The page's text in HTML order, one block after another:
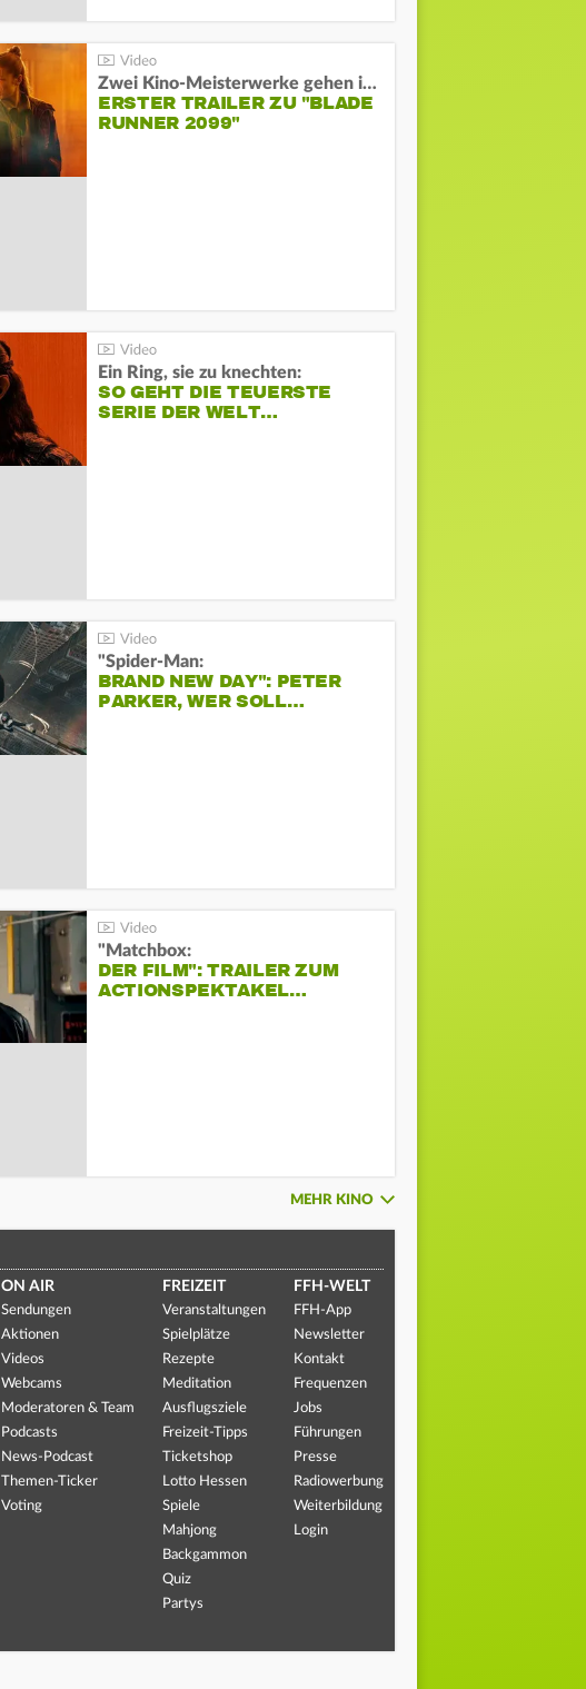
Zwei Kino-Meisterwerke gehen in Serie:
ERSTER TRAILER ZU "BLADE
RUNNER 2099"
Ein Ring, sie zu knechten:
SO GEHT DIE TEUERSTE
SERIE DER WELT…
"Spider-Man:
BRAND NEW DAY": PETER
PARKER, WER SOLL…
"Matchbox:
DER FILM": TRAILER ZUM
ACTIONSPEKTAKEL…
MEHR KINO
ON AIR
Sendungen
Aktionen
Videos
Webcams
Moderatoren & Team
Podcasts
News-Podcast
Themen-Ticker
Voting
FREIZEIT
Veranstaltungen
Spielplätze
Rezepte
Meditation
Ausflugsziele
Freizeit-Tipps
Ticketshop
Lotto Hessen
Spiele
Mahjong
Backgammon
Quiz
Partys
FFH-WELT
FFH-App
Newsletter
Kontakt
Frequenzen
Jobs
Führungen
Presse
Radiowerbung
Weiterbildung
Login